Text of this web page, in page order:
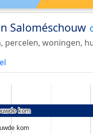
Saloméschouw
percelen, woningen,
kom
kom
kom
kom